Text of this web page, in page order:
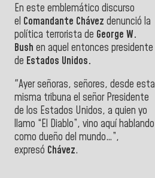
En este emblemático discurso
el Comandante Chávez denunció la
política terrorista de George W.
Bush en aquel entonces presidente
de Estados Unidos.
"Ayer señoras, señores, desde esta
misma tribuna el señor Presidente
de los Estados Unidos, a quien yo
llamo “El Diablo”, vino aquí hablando
como dueño del mundo…”,
expresó Chávez.